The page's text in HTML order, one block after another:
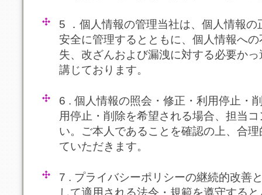
5 ．個人情報の管理当社は、個人情報
安全に管理するとともに、個人情報へ
失、改ざんおよび漏洩に対する必要か
講じております。
6 . 個人情報の照会・修正・利用停止・
用停止・削除を希望される場合、担当
い。ご本人であることを確認の上、合
ていただきます。
7 . プライバシーポリシーの継続的改善
して適用される法令・規範を遵守する